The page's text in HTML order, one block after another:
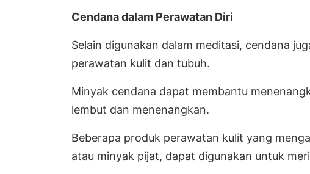
Cendana dalam Perawatan Diri
Selain digunakan dalam meditasi, cendana
perawatan kulit dan tubuh.
Minyak cendana dapat membantu
lembut dan menenangkan.
Beberapa produk perawatan kulit yang
atau minyak pijat, dapat digunakan untuk